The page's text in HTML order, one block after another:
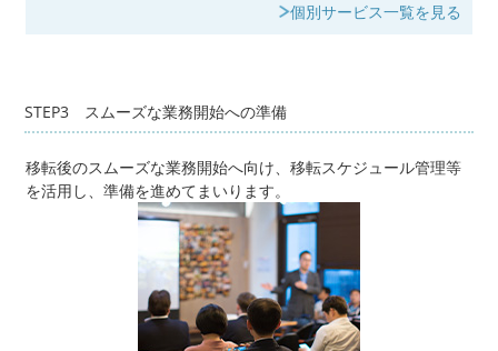
個別サービス一覧を見る
STEP3 スムーズな業務開始への準備
移転後のスムーズな業務開始へ向け、移転スケジュール管理等
を活用し、準備を進めてまいります。